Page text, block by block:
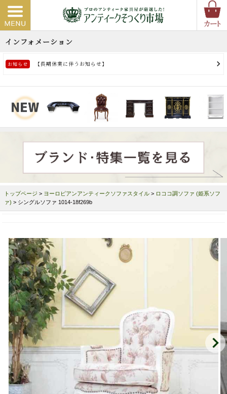
トップページ > ヨーロピアンアンティークソファスタイル > ロココ調ソファ (姫系ソフ
ァ) > シングルソファ 1014-18f269b